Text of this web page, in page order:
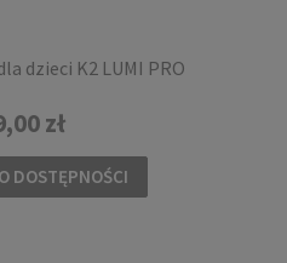
dzieci K2 LUMI PRO
zł
DOSTĘPNOŚCI